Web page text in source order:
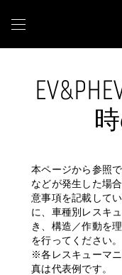
本ページから参照
などが発生した場
意事項を記載して
に、車種別レスキ
き、構造／作動を
を行ってください。
※各レスキューマ
真は代表例です。